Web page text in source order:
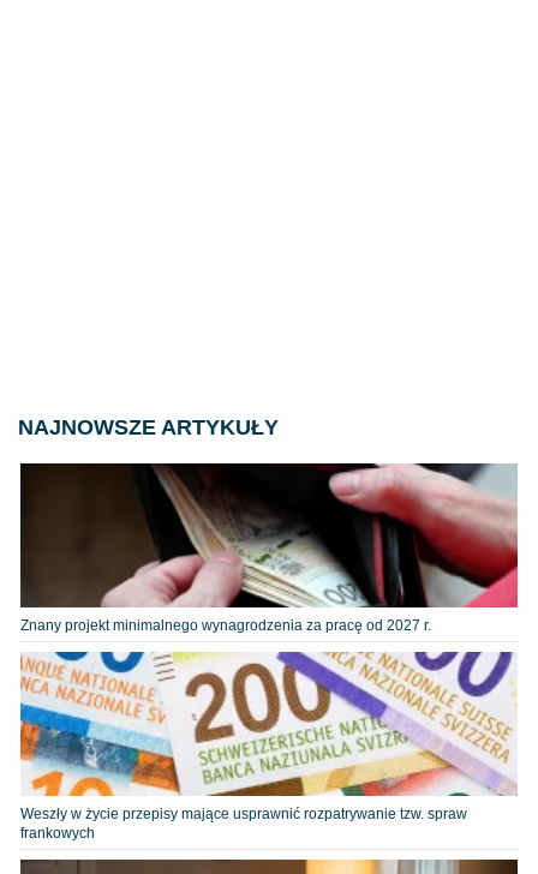
NAJNOWSZE ARTYKUŁY
Znany projekt minimalnego wynagrodzenia za pracę od 2027 r.
Weszły w życie przepisy mające usprawnić rozpatrywanie tzw. spraw
frankowych